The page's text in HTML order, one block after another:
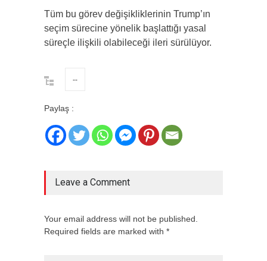
Tüm bu görev değişikliklerinin Trump’ın
seçim sürecine yönelik başlattığı yasal
süreçle ilişkili olabileceği ileri sürülüyor.
--
Paylaş :
Leave a Comment
Your email address will not be published.
Required fields are marked with *